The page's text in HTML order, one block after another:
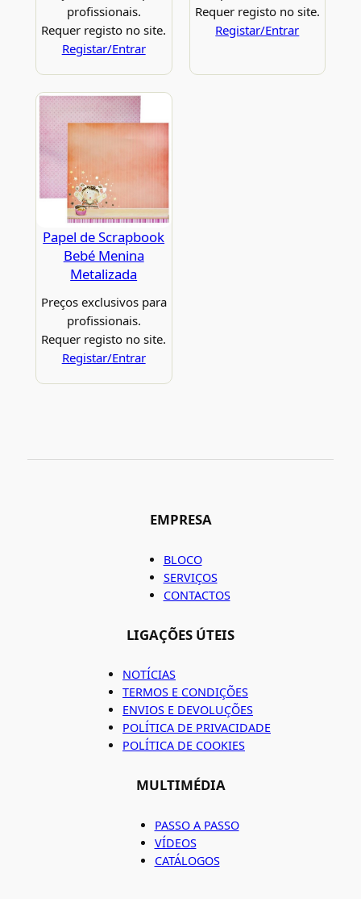
profissionais.
Requer registo no site.
Registar/Entrar
Requer registo no site.
Registar/Entrar
Papel de Scrapbook
Bebé Menina
Metalizada
Preços exclusivos para
profissionais.
Requer registo no site.
Registar/Entrar
EMPRESA
BLOCO
SERVIÇOS
CONTACTOS
LIGAÇÕES ÚTEIS
NOTÍCIAS
TERMOS E CONDIÇÕES
ENVIOS E DEVOLUÇÕES
POLÍTICA DE PRIVACIDADE
POLÍTICA DE COOKIES
MULTIMÉDIA
PASSO A PASSO
VÍDEOS
CATÁLOGOS